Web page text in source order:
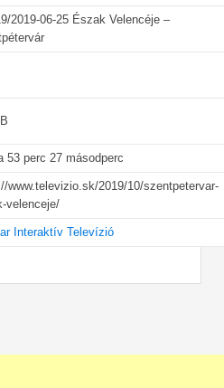
2019-06-25 Észak Velencéje –
53 perc 27 másodperc
www.televizio.sk/2019/10/szentpetervar-
velenceje/
Interaktív Televízió